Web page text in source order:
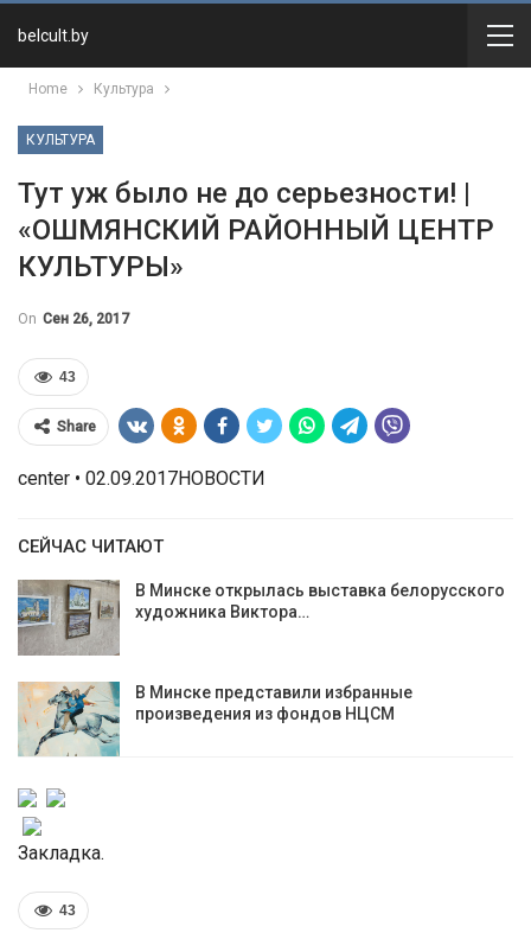
belcult.by
Home Культура
КУЛЬТУРА
Тут уж было не до серьезности! |
«ОШМЯНСКИЙ РАЙОННЫЙ ЦЕНТР
КУЛЬТУРЫ»
On Сен 26, 2017
43
Share
center • 02.09.2017НОВОСТИ
СЕЙЧАС ЧИТАЮТ
В Минске открылась выставка белорусского
художника Виктора…
В Минске представили избранные
произведения из фондов НЦСМ
Закладка.
43